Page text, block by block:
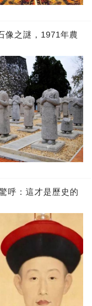
像之謎，1971年農
呼：這才是歷史的